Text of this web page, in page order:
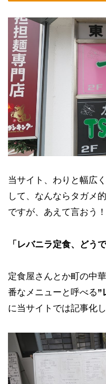
当サイト、わりと幅広
して、なんならタガメ
ですが、あえて言おう！
「レバニラ定食、どう
定食屋さんとか町の中
番なメニューと呼べる”
に当サイトでは記事化